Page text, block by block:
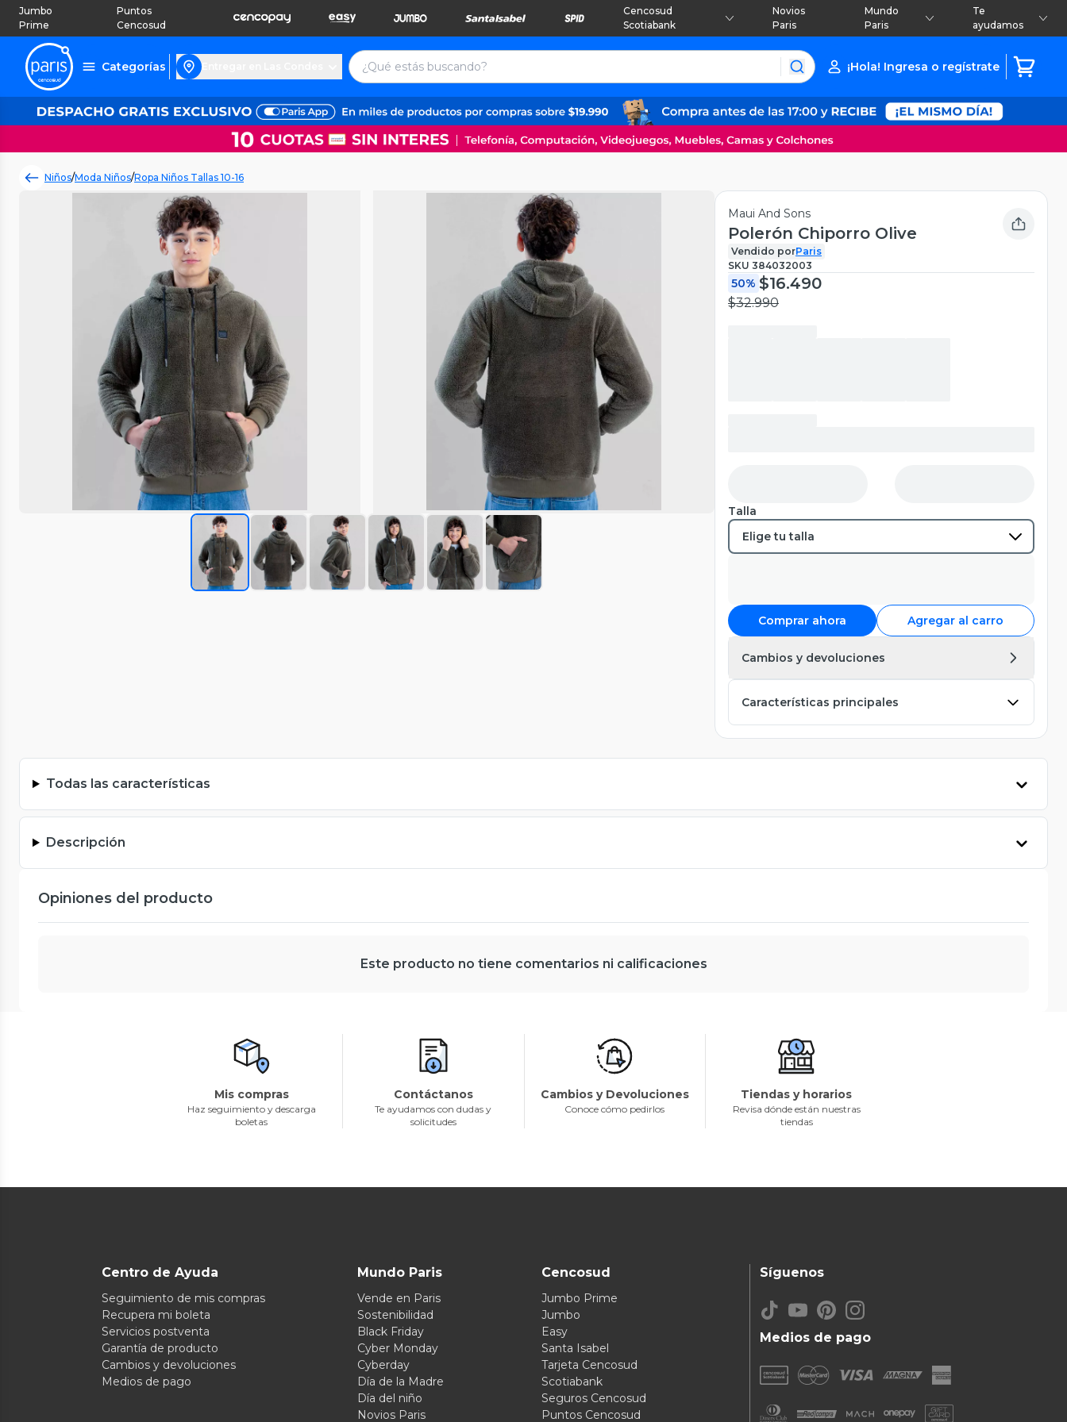
Jumbo
Prime
Puntos
Cencosud
Cencosud
Scotiabank
Novios
Paris
Mundo
Paris
Te
ayudamos
Categorías ¡Hola! Ingresa o regístrate
Niños/Moda Niños/Ropa Niños Tallas 10-16
Maui And Sons
Polerón Chiporro Olive
Vendido porParis
SKU 384032003
50% $16.490
$32.990
Talla
Comprar ahora Agregar al carro
Cambios y devoluciones
Características principales
Todas las características
Descripción
Opiniones del producto
Este producto no tiene comentarios ni calificaciones
Mis compras
Haz seguimiento y descarga
boletas
Contáctanos
Te ayudamos con dudas y
solicitudes
Cambios y Devoluciones
Conoce cómo pedirlos
Tiendas y horarios
Revisa dónde están nuestras
tiendas
Centro de Ayuda
Seguimiento de mis compras
Recupera mi boleta
Servicios postventa
Garantía de producto
Cambios y devoluciones
Medios de pago
Mundo Paris
Vende en Paris
Sostenibilidad
Black Friday
Cyber Monday
Cyberday
Día de la Madre
Día del niño
Novios Paris
Cencosud
Jumbo Prime
Jumbo
Easy
Santa Isabel
Tarjeta Cencosud
Scotiabank
Seguros Cencosud
Puntos Cencosud
Medios de pago
Síguenos